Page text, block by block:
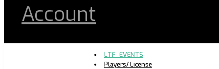
Account
LTF_EVENTS
Players/ License